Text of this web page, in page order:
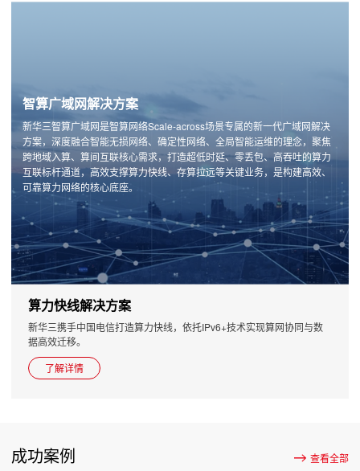
智算广域网解决方案
新华三智算广域网是智算网络Scale-across场景专属的新一代广域网解决
方案，深度融合智能无损网络、确定性网络、全局智能运维的理念，聚焦
跨地域入算、算间互联核心需求，打造超低时延、零丢包、高吞吐的算力
互联标杆通道，高效支撑算力快线、存算拉远等关键业务，是构建高效、
可靠算力网络的核心底座。
算力快线解决方案
新华三携手中国电信打造算力快线，依托IPv6+技术实现算网协同与数
据高效迁移。
了解详情
成功案例 查看全部